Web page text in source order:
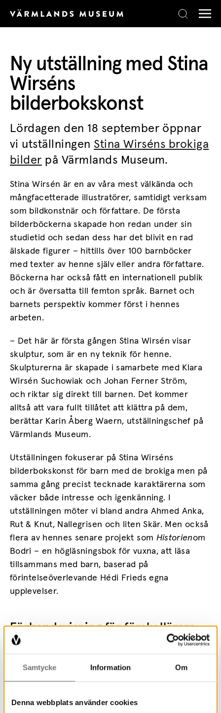
Samtycke Information Om
Denna webbplats använder cookies
Ny utställning med Stina
Wirséns
bilderbokskonst
Lördagen den 18 september öppnar
vi utställningen Stina Wirséns brokiga
bilder på Värmlands Museum.
Stina Wirsén är en av våra mest välkända och
mångfacetterade illustratörer, samtidigt verksam
som bildkonstnär och författare. De första
bilderböckerna skapade hon redan under sin
studietid och sedan dess har det blivit en rad
älskade figurer – hittills över 100 barnböcker
med texter av henne själv eller andra författare.
Böckerna har också fått en internationell publik
och är översatta till femton språk. Barnet och
barnets perspektiv kommer först i hennes
arbeten.
– Det här är första gången Stina Wirsén visar
skulptur, som är en ny teknik för henne.
Skulpturerna är skapade i samarbete med Klara
Wirsén Suchowiak och Johan Ferner Ström,
och riktar sig direkt till barnen. Det kommer
alltså att vara fullt tillåtet att klättra på dem,
berättar Karin Åberg Waern, utställningschef på
Värmlands Museum.
Utställningen fokuserar på Stina Wirséns
bilderbokskonst för barn med de brokiga men på
samma gång precist tecknade karaktärerna som
väcker både intresse och igenkänning. I
utställningen möter vi bland andra Ahmed Anka,
Rut & Knut, Nallegrisen och liten Skär. Men också
flera av hennes senare projekt som Historienom
Bodri – en högläsningsbok för vuxna, att läsa
tillsammans med barn, baserad på
förintelseöverlevande Hédi Frieds egna
upplevelser.
Förhandsvisning för förskollärare
Fredag 17 september, kl 16–18 håller vi en
exklusiv förhandsvisning av utställningen, endast
för dig som jobbar inom förskolan. Stina Wirsén
berättar om utställningen och det blir mingel
Antalet platser är begränsat, anmäl dig och dina